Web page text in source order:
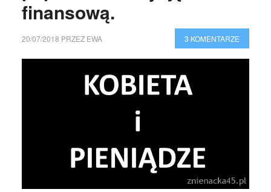
finansową.
20/07/2018 PRZEZ EWA 3 KOMENTARZE